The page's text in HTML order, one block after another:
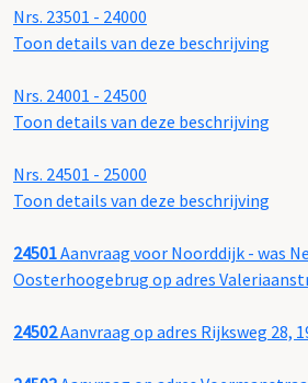
Nrs. 23501 - 24000
Toon details van deze beschrijving
Nrs. 24001 - 24500
Toon details van deze beschrijving
Nrs. 24501 - 25000
Toon details van deze beschrijving
24501Aanvraag voor Noorddijk - was
Oosterhoogebrug op adres
24502Aanvraag op adres Rijksweg 28,